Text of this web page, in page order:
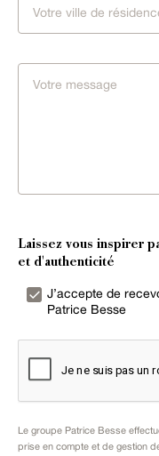
Laissez vous inspirer
et d'authenticité
J’accepte de
Patrice Besse
Le groupe Patrice Besse
prise en compte et de gestion